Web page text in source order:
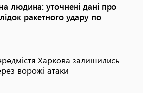
людина: уточнені дані про
ракетного удару по
Харкова залишились
ворожі атаки